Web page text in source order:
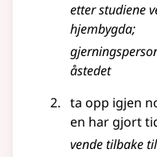
etter studiene
hjembygda;
åstedet
ta opp igjen
en har gjort
vende tilbake